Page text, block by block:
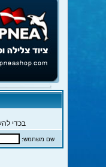
בכדי
שם משתמש: